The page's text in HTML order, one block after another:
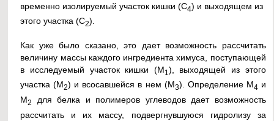
временно изолируемый участок кишки (С4) и выходящем из
этого участка (С2).
Как уже было сказано, это дает возможность рассчитать
величину массы каждого ингредиента химуса, поступающей
в исследуемый участок кишки (M1 ), выходящей из этого
участка (М2) и всосавшейся в нем (М3). Определение М4 и
М2
для белка и полимеров углеводов дает возможность
рассчитать и их массу, подвергнувшуюся гидролизу за